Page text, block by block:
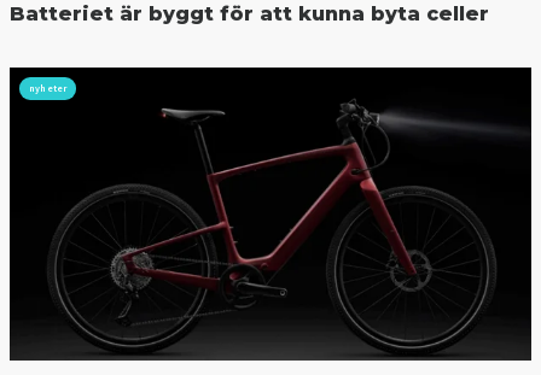
Batteriet är byggt för att kunna byta celler
nyheter